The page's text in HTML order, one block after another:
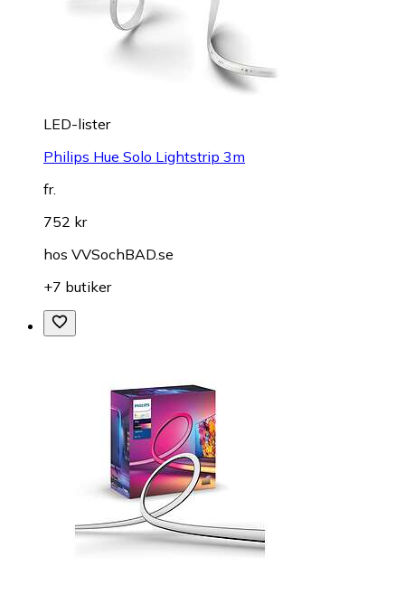
LED-lister
Philips Hue Solo Lightstrip 3m
fr.
752 kr
hos VVSochBAD.se
+7 butiker